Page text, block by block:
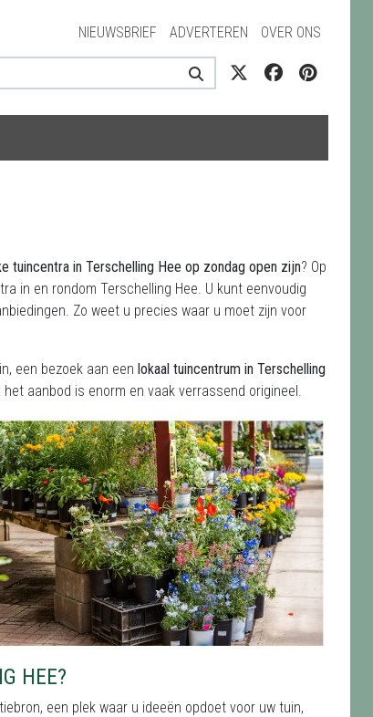
NIEUWSBRIEF ADVERTEREN OVER ONS
tuincentra in Terschelling Hee op zondag open zijn? Op
in en rondom Terschelling Hee. U kunt eenvoudig
Zo weet u precies waar u moet zijn voor
een bezoek aan een lokaal tuincentrum in Terschelling
aanbod is enorm en vaak verrassend origineel.
HEE?
een plek waar u ideeën opdoet voor uw tuin,